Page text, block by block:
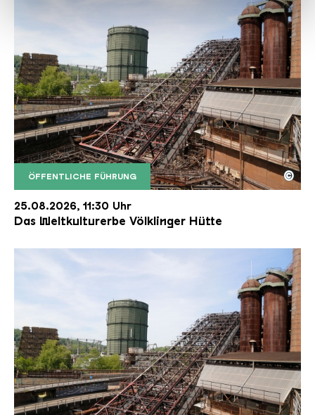
ÖFFENTLICHE FÜHRUNG
Der Erzschrägaufzug der Völklinger Hütte mit
Copyright: Weltkulturerbe Völklinger Hütte | Karl
©
25.08.2026, 11:30 Uhr
Das Weltkulturerbe Völklinger Hütte